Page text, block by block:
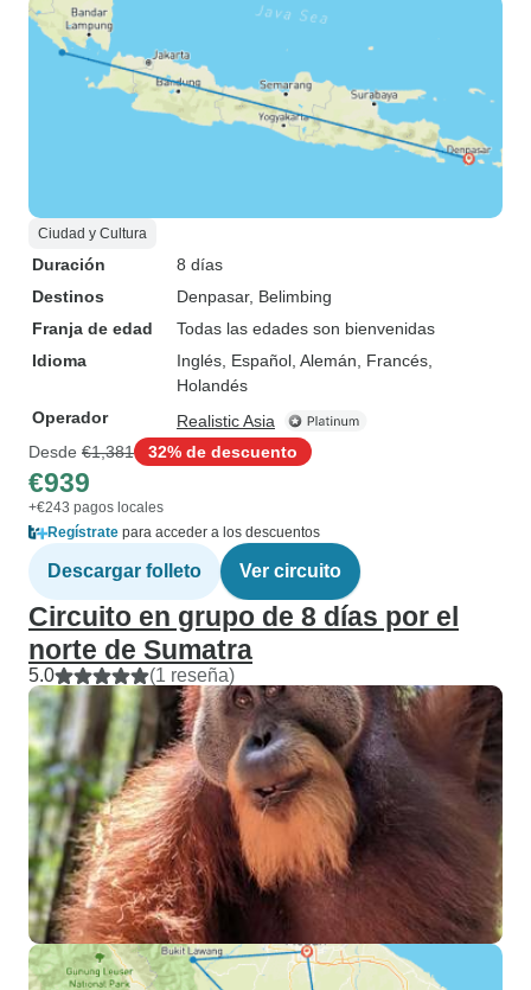
Ciudad y Cultura
Duración
8 días
Destinos
Denpasar, Belimbing
Franja de edad
Todas las edades son bienvenidas
Idioma
Inglés, Español, Alemán, Francés,
Holandés
Operador
Realistic Asia
Desde €1,381 32% de descuento
€939
+€243 pagos locales
Regístrate para acceder a los descuentos
Descargar folleto Ver circuito
Circuito en grupo de 8 días por el
norte de Sumatra
5.0 (1 reseña)